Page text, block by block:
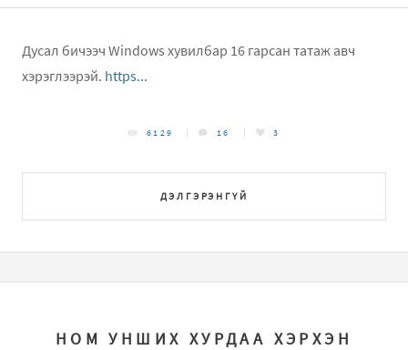
Дусал бичээч Windows хувилбар 16 гарсан татаж авч
хэрэглээрэй. https...
ДЭЛГЭРЭНГҮЙ
6129 16 3
НОМ УНШИХ ХУРДАА ХЭРХЭН